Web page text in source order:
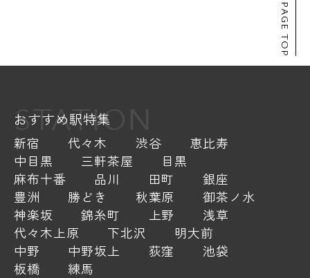
PAGE TOP
STATION
おすすめ駅特集
新宿 代々木 渋谷
恵比寿
中目黒
三軒茶屋
目黒
麻布十番
品川 田町
銀座
豊洲
勝どき 秋葉原
御茶ノ水
神楽坂
錦糸町 上野
浅草
代々木上原
下北沢
明大前
中野
中野坂上 荻窪
池袋
板橋
練馬